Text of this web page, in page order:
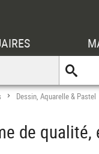
> Dessin, Aquarelle & Pastel
de qualité,